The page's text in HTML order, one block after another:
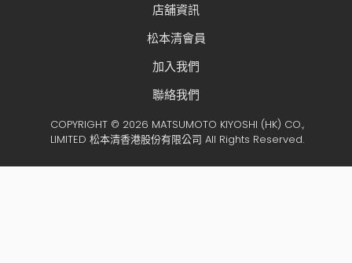
店舖資訊
松本清會員
加入我們
聯絡我們
COPYRIGHT © 2026 MATSUMOTO KIYOSHI (HK) CO.,
LIMITED 松本清香港股份有限公司 All Rights Reserved.